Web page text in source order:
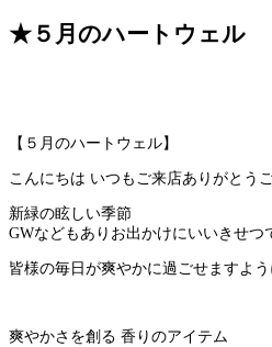
★５月のハートウェル
【５月のハートウェル】
こんにちは いつもご来店ありがとう
新緑の眩しい季節
GWなどもありお出かけにいいきせつ
皆様の毎日が爽やかに過ごせますよう
爽やかさを創る 香りのアイテム